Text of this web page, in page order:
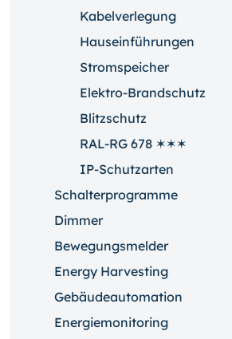
Kabelverlegung
Hauseinführungen
Stromspeicher
Elektro-Brandschutz
Blitzschutz
RAL-RG 678 ✶✶✶
IP-Schutzarten
Schalterprogramme
Dimmer
Bewegungsmelder
Energy Harvesting
Gebäudeautomation
Energiemonitoring